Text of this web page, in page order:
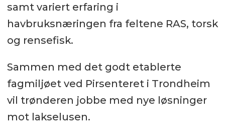
samt variert erfaring i
havbruksnæringen fra feltene RAS, torsk
og rensefisk.
Sammen med det godt etablerte
fagmiljøet ved Pirsenteret i Trondheim
vil trønderen jobbe med nye løsninger
mot lakselusen.